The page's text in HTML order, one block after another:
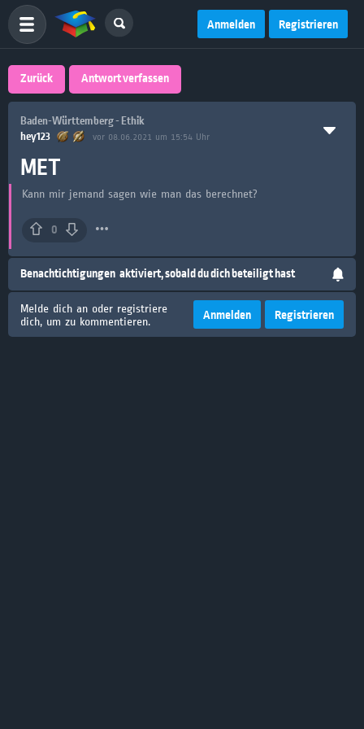
Anmelden Registrieren
Zurück Antwort verfassen
Baden-Württemberg - Ethik
hey123
vor 08.06.2021 um 15:54 Uhr
MET
Kann mir jemand sagen wie man das berechnet?
0
Benachtichtigungen aktiviert, sobald du dich beteiligt hast
Melde dich an oder registriere
dich, um zu kommentieren.
Anmelden Registrieren